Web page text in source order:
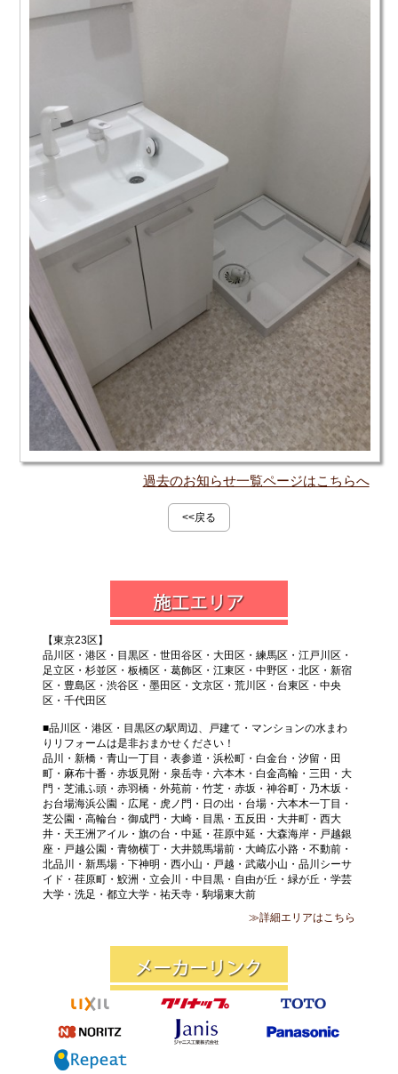
【東京23区】
品川区・港区・目黒区・世田谷区・大田区・練馬区・江戸川区・
足立区・杉並区・板橋区・葛飾区・江東区・中野区・北区・新宿
区・豊島区・渋谷区・墨田区・文京区・荒川区・台東区・中央
区・千代田区
■品川区・港区・目黒区の駅周辺、戸建て・マンションの水まわ
りリフォームは是非おまかせください！
品川・新橋・青山一丁目・表参道・浜松町・白金台・汐留・田
町・麻布十番・赤坂見附・泉岳寺・六本木・白金高輪・三田・大
門・芝浦ふ頭・赤羽橋・外苑前・竹芝・赤坂・神谷町・乃木坂・
お台場海浜公園・広尾・虎ノ門・日の出・台場・六本木一丁目・
芝公園・高輪台・御成門・大崎・目黒・五反田・大井町・西大
井・天王洲アイル・旗の台・中延・荏原中延・大森海岸・戸越銀
座・戸越公園・青物横丁・大井競馬場前・大崎広小路・不動前・
北品川・新馬場・下神明・西小山・戸越・武蔵小山・品川シーサ
イド・荏原町・鮫洲・立会川・中目黒・自由が丘・緑が丘・学芸
大学・洗足・都立大学・祐天寺・駒場東大前
≫詳細エリアはこちら
過去のお知らせ一覧ページはこちらへ
<<戻る